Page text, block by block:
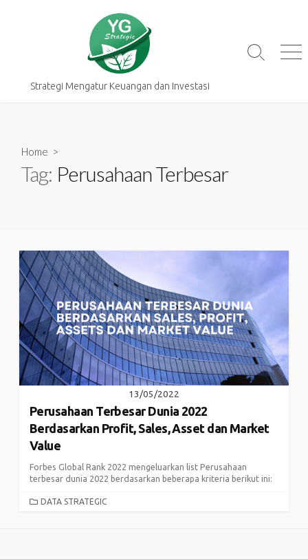
Strategi Mengatur Keuangan dan Investasi
Search
Home >
Tag: Perusahaan Terbesar
13/05/2022
Perusahaan Terbesar Dunia 2022
Berdasarkan Profit, Sales, Asset dan Market
Value
Forbes Global Rank 2022 mengeluarkan list Perusahaan
terbesar dunia 2022 berdasarkan beberapa kriteria berikut ini:
CATEGORIES
DATA STRATEGIC